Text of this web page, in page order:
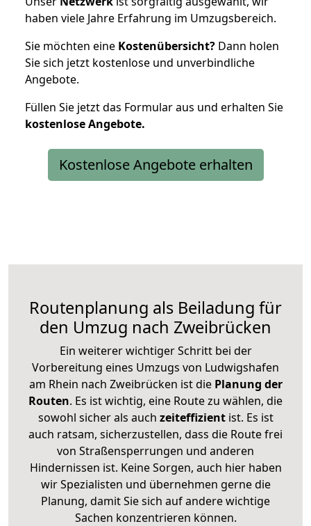
haben viele Jahre Erfahrung im Umzugsbereich.
Sie möchten eine Kostenübersicht? Dann holen
Sie sich jetzt kostenlose und unverbindliche
Angebote.
Füllen Sie jetzt das Formular aus und erhalten Sie
kostenloseAngebote.
Kostenlose Angebote erhalten
Routenplanung als Beiladung für
den Umzug nach Zweibrücken
Ein weiterer wichtiger Schritt bei der
Vorbereitung eines Umzugs von Ludwigshafen
am Rhein nach Zweibrücken ist diePlanung der
Routen. Es ist wichtig, eine Route zu wählen, die
sowohl sicher als auch zeiteffizientist. Es ist
auch ratsam, sicherzustellen, dass die Route frei
von Straßensperrungen und anderen
Hindernissen ist. Keine Sorgen, auch hier haben
wir Spezialisten und übernehmen gerne die
Planung, damit Sie sich auf andere wichtige
Sachen konzentrieren können.